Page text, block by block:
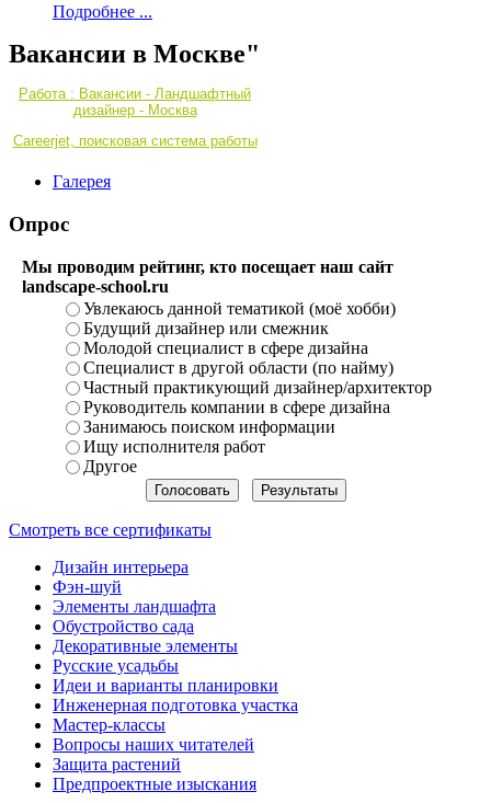
Подробнее ...
Вакансии в Москве"
Работа : Вакансии - Ландшафтный
дизайнер - Москва
Careerjet, поисковая система работы
Галерея
Опрос
Мы проводим рейтинг, кто посещает наш сайт
landscape-school.ru
Увлекаюсь данной тематикой (моё хобби)
Будущий дизайнер или смежник
Молодой специалист в сфере дизайна
Специалист в другой области (по найму)
Частный практикующий дизайнер/архитектор
Руководитель компании в сфере дизайна
Занимаюсь поиском информации
Ищу исполнителя работ
Другое
Смотреть все сертификаты
Дизайн интерьера
Фэн-шуй
Элементы ландшафта
Обустройство сада
Декоративные элементы
Русские усадьбы
Идеи и варианты планировки
Инженерная подготовка участка
Мастер-классы
Вопросы наших читателей
Защита растений
Предпроектные изыскания